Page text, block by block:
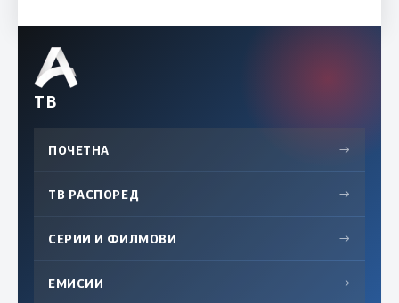
ТВ
ПОЧЕТНА →
ТВ РАСПОРЕД →
СЕРИИ И ФИЛМОВИ →
ЕМИСИИ →